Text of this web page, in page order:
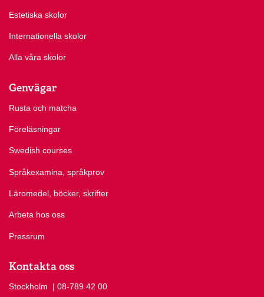
Estetiska skolor
Internationella skolor
Alla våra skolor
Genvägar
Rusta och matcha
Föreläsningar
Swedish courses
Språkexamina, språkprov
Läromedel, böcker, skrifter
Arbeta hos oss
Pressrum
Kontakta oss
Stockholm Ring Stockholm på
| 08-789 42 00